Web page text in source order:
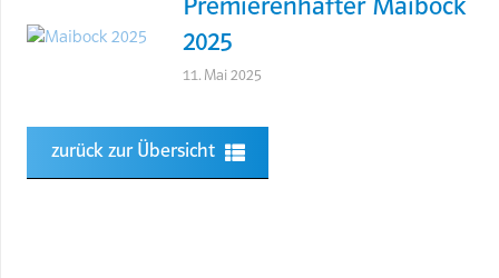
Premierenhafter Maibock
2025
11. Mai 2025
zurück zur Übersicht